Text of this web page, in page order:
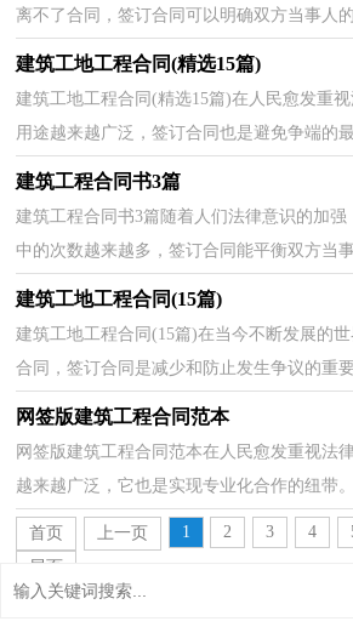
离不了合同，签订合同可以明确双方当事人
建筑工地工程合同(精选15篇)
建筑工地工程合同(精选15篇)在人民愈发重
用途越来越广泛，签订合同也是避免争端的
建筑工程合同书3篇
建筑工程合同书3篇随着人们法律意识的加
中的次数越来越多，签订合同能平衡双方当
建筑工地工程合同(15篇)
建筑工地工程合同(15篇)在当今不断发展的
合同，签订合同是减少和防止发生争议的重
网签版建筑工程合同范本
网签版建筑工程合同范本在人民愈发重视法
越来越广泛，它也是实现专业化合作的纽带
如何拟定合同呢？以下是小编帮大家整理的
首页 上一页 1 2 3 4
尾页